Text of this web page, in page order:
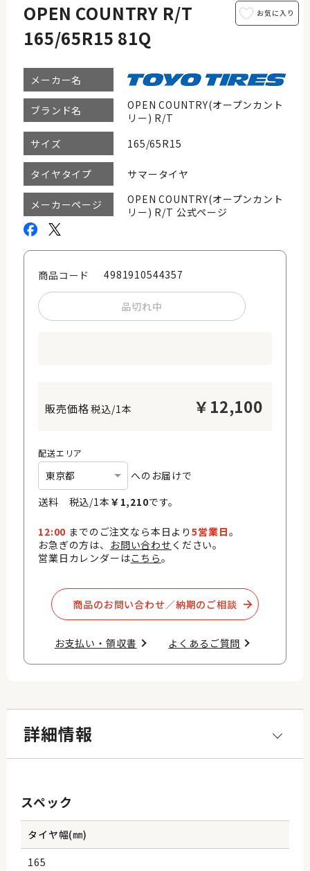
OPEN COUNTRY R/T
165/65R15 81Q
メーカー名
ブランド名
OPEN COUNTRY(オープンカント
リー) R/T
サイズ
165/65R15
タイヤタイプ サマータイヤ
メーカーページ
OPEN COUNTRY(オープンカント
リー) R/T 公式ページ
商品コード 4981910544357
品切れ中
税込/1本 ￥ 12,100
配送エリア
へのお届けで
送料 税込/1本 ￥ 1,210です。
12:00 までのご注文なら本日より5営業日。
お急ぎの方は、 お問い合わせ ください。
営業日カレンダーはこちら。
商品のお問い合わせ／納期のご相談​
お支払い・領収書​ よくあるご質問​
詳細情報
スペック
タイヤ幅(㎜)
165